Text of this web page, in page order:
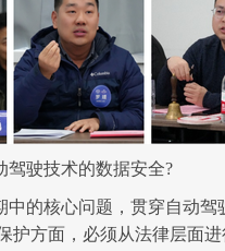
驾驶技术的数据安全?
的核心问题，贯穿自动
护方面，必须从法律层面